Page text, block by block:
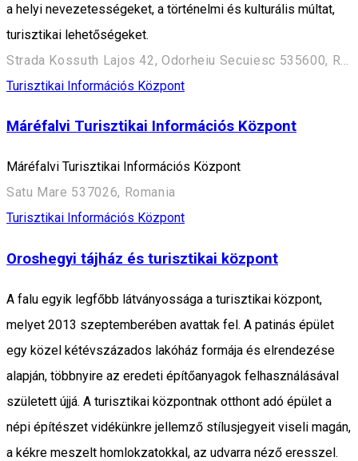
a helyi nevezetességeket, a történelmi és kulturális múltat,
turisztikai lehetőségeket.
Turisztikai Információs Központ
Máréfalvi Turisztikai Információs Központ
Máréfalvi Turisztikai Információs Központ
Satu Mare 537026, Romania
Turisztikai Információs Központ
Oroshegyi tájház és turisztikai központ
A falu egyik legfőbb látványossága a turisztikai központ,
melyet 2013 szeptemberében avattak fel. A patinás épület
egy közel kétévszázados lakóház formája és elrendezése
alapján, többnyire az eredeti építőanyagok felhasználásával
született újjá. A turisztikai központnak otthont adó épület a
népi építészet vidékünkre jellemző stílusjegyeit viseli magán,
a kékre meszelt homlokzatokkal, az udvarra néző eresszel.